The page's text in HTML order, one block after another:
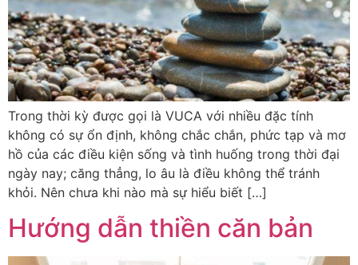
Trong thời kỳ được gọi là VUCA với nhiều đặc tính
không có sự ổn định, không chắc chắn, phức tạp và mơ
hồ của các điều kiện sống và tình huống trong thời đại
ngày nay; căng thẳng, lo âu là điều không thể tránh
khỏi. Nên chưa khi nào mà sự hiểu biết […]
Hướng dẫn thiền căn bản